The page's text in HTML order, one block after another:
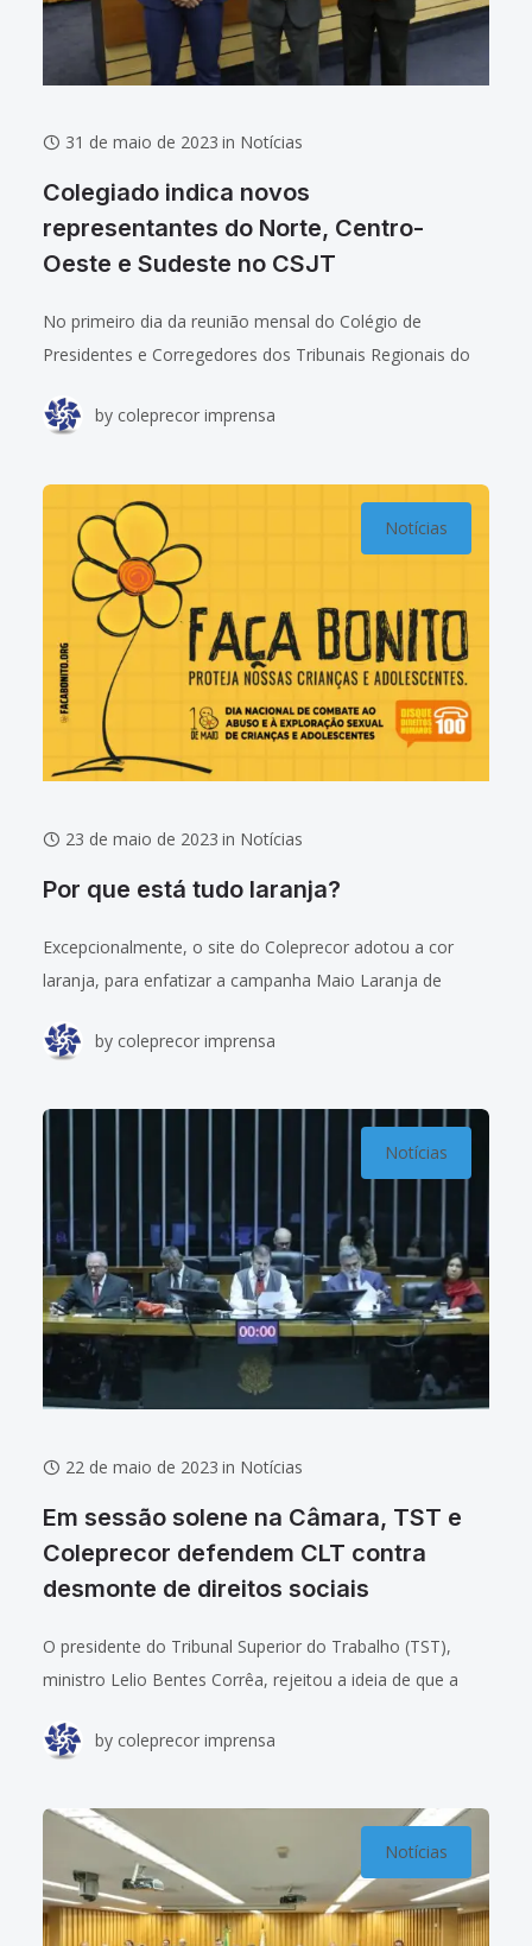
31 de maio de 2023 in Notícias
Colegiado indica novos
representantes do Norte, Centro-
Oeste e Sudeste no CSJT
No primeiro dia da reunião mensal do Colégio de
Presidentes e Corregedores dos Tribunais Regionais do
desembargadores indicados para representar as regiões
by coleprecor imprensa
Notícias
23 de maio de 2023 in Notícias
Por que está tudo laranja?
Excepcionalmente, o site do Coleprecor adotou a cor
laranja, para enfatizar a campanha Maio Laranja de
adolescentes. A ação é
by coleprecor imprensa
Notícias
22 de maio de 2023 in Notícias
Em sessão solene na Câmara, TST e
Coleprecor defendem CLT contra
desmonte de direitos sociais
O presidente do Tribunal Superior do Trabalho (TST),
ministro Lelio Bentes Corrêa, rejeitou a ideia de que a
paternalista, e defendeu a Consolidação das
by coleprecor imprensa
Notícias